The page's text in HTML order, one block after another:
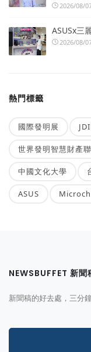
2026/08/
ASUSx三
2026/08/
熱門標籤
國際發明展
世界發明智慧財產
中國文化大學
ASUS
NEWSBUFFET 新聞
新聞稿的好去處，三分